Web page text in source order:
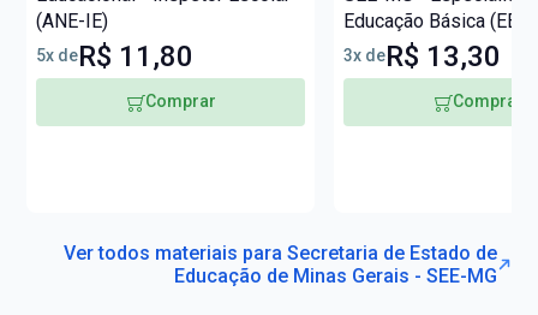
(ANE-IE)
5x deR$ 11,80
Comprar
Educação Básica
Questões
3x deR$ 13,30
Comprar
Ver todos materiais para Secretaria de Estado de
Educação de Minas Gerais - SEE-MG